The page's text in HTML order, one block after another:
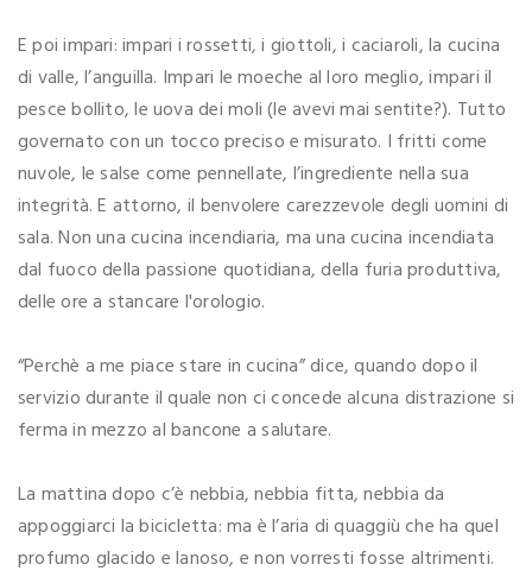
E poi impari: impari i rossetti, i giottoli, i caciaroli, la cucina
di valle, l’anguilla. Impari le moeche al loro meglio, impari il
pesce bollito, le uova dei moli (le avevi mai sentite?). Tutto
governato con un tocco preciso e misurato. I fritti come
nuvole, le salse come pennellate, l’ingrediente nella sua
integrità. E attorno, il benvolere carezzevole degli uomini di
sala. Non una cucina incendiaria, ma una cucina incendiata
dal fuoco della passione quotidiana, della furia produttiva,
delle ore a stancare l'orologio.
“Perchè a me piace stare in cucina” dice, quando dopo il
servizio durante il quale non ci concede alcuna distrazione si
ferma in mezzo al bancone a salutare.
La mattina dopo c’è nebbia, nebbia fitta, nebbia da
appoggiarci la bicicletta: ma è l’aria di quaggiù che ha quel
profumo glacido e lanoso, e non vorresti fosse altrimenti.